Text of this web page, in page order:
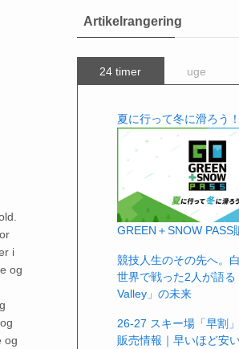
i
og
og
Artikelrangering
24 timer uge
夏に行って冬に滑ろう
GREEN＋SNOW PASS
競技人生のその先へ。
世界で戦った2人が語る
Valley」の未来
26-27 スキー場「早割
販売情報｜早いほど安